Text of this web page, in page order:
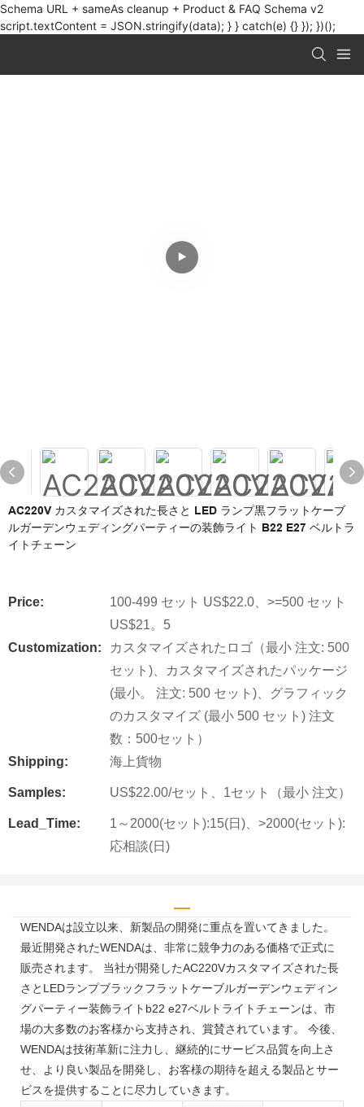
Schema URL + sameAs cleanup + Product & FAQ Schema v2
script.textContent = JSON.stringify(data); } } catch(e) {} }); })();
AC220V カスタマイズされた長さと LED ランプ黒フラットケーブ
ルガーデンウェディングパーティーの装飾ライト B22 E27 ベルトラ
イトチェーン
Price:
100-499 セット US$22.0、>=500 セット
US$21。5
Customization:
カスタマイズされたロゴ（最小 注文: 500
セット)、カスタマイズされたパッケージ
(最小。 注文: 500 セット)、グラフィック
のカスタマイズ (最小 500 セット) 注文
数：500セット）
Shipping:
海上貨物
Samples: US$22.00/セット、1セット（最小 注文）
Lead_Time:
1～2000(セット):15(日)、>2000(セット):
応相談(日)
WENDAは設立以来、新製品の開発に重点を置いてきました。
最近開発されたWENDAは、非常に競争力のある価格で正式に
販売されます。 当社が開発したAC220Vカスタマイズされた長
さとLEDランプブラックフラットケーブルガーデンウェディン
グパーティー装飾ライトb22 e27ベルトライトチェーンは、市
場の大多数のお客様から支持され、賞賛されています。 今後、
WENDAは技術革新に注力し、継続的にサービス品質を向上さ
せ、より良い製品を開発し、お客様の期待を超える製品とサー
ビスを提供することに尽力していきます。